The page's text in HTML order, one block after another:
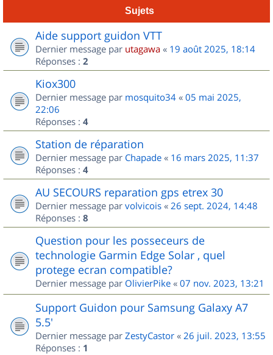
Sujets
Aide support guidon VTT
Dernier message par utagawa « 19 août 2025, 18:14
Réponses : 2
Kiox300
Dernier message par mosquito34 « 05 mai 2025,
22:06
Réponses : 4
Station de réparation
Dernier message par Chapade « 16 mars 2025, 11:37
Réponses : 4
AU SECOURS reparation gps etrex 30
Dernier message par volvicois « 26 sept. 2024, 14:48
Réponses : 8
Question pour les posseceurs de
technologie Garmin Edge Solar , quel
protege ecran compatible?
Dernier message par OlivierPike « 07 nov. 2023, 13:21
Support Guidon pour Samsung Galaxy A7
5.5'
Dernier message par ZestyCastor « 26 juil. 2023, 13:55
Réponses : 1